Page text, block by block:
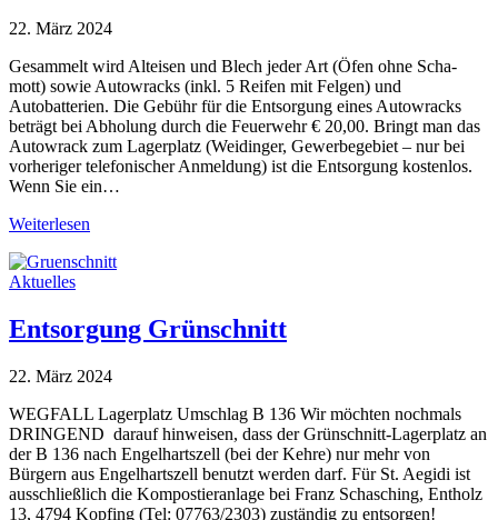
22. März 2024
Gesammelt wird Alteisen und Blech jeder Art (Öfen ohne Scha-
mott) sowie Autowracks (inkl. 5 Reifen mit Felgen) und
Autobatterien. Die Gebühr für die Entsorgung eines Autowracks
beträgt bei Abholung durch die Feuerwehr € 20,00. Bringt man das
Autowrack zum Lagerplatz (Weidinger, Gewerbegebiet – nur bei
vorheriger telefonischer Anmeldung) ist die Entsorgung kostenlos.
Wenn Sie ein…
Weiterlesen
Aktuelles
Entsorgung Grünschnitt
22. März 2024
WEGFALL Lagerplatz Umschlag B 136 Wir möchten nochmals
DRINGEND darauf hinweisen, dass der Grünschnitt-Lagerplatz an
der B 136 nach Engelhartszell (bei der Kehre) nur mehr von
Bürgern aus Engelhartszell benutzt werden darf. Für St. Aegidi ist
ausschließlich die Kompostieranlage bei Franz Schasching, Entholz
13, 4794 Kopfing (Tel: 07763/2303) zuständig zu entsorgen!